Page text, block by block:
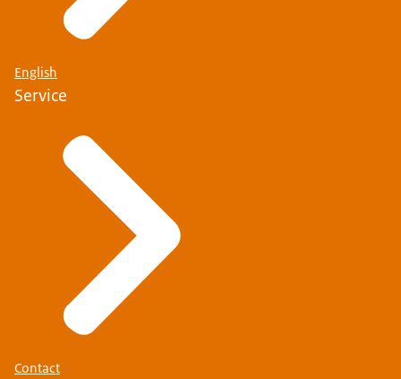
English
Service
Contact